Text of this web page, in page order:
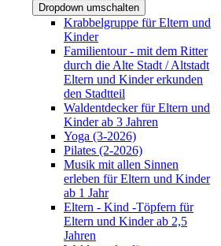
Dropdown umschalten
Krabbelgruppe für Eltern und
Kinder
Familientour - mit dem Ritter
durch die Alte Stadt / Altstadt
Eltern und Kinder erkunden
den Stadtteil
Waldentdecker für Eltern und
Kinder ab 3 Jahren
Yoga (3-2026)
Pilates (2-2026)
Musik mit allen Sinnen
erleben für Eltern und Kinder
ab 1 Jahr
Eltern - Kind -Töpfern für
Eltern und Kinder ab 2,5
Jahren